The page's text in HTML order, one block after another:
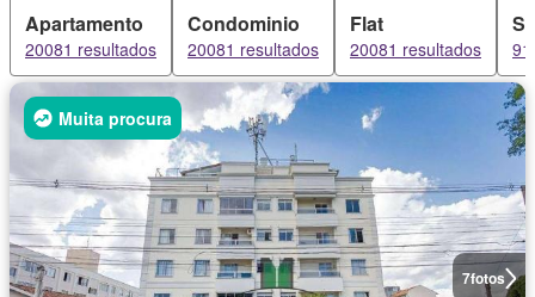
Apartamento
20081 resultados
Condominio
20081 resultados
Flat
20081 resultados
7fotos
Muita procura